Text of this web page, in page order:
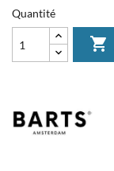
Quantité
